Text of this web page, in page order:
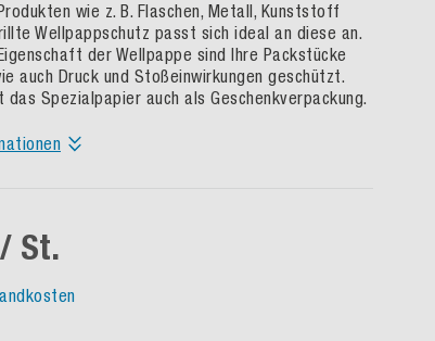
wie z. B. Flaschen, Metall, Kunststoff
Wellpappschutz passt sich ideal an diese an.
der Wellpappe sind Ihre Packstücke
auch Druck und Stoßeinwirkungen geschützt.
Spezialpapier auch als Geschenkverpackung.
/ St.